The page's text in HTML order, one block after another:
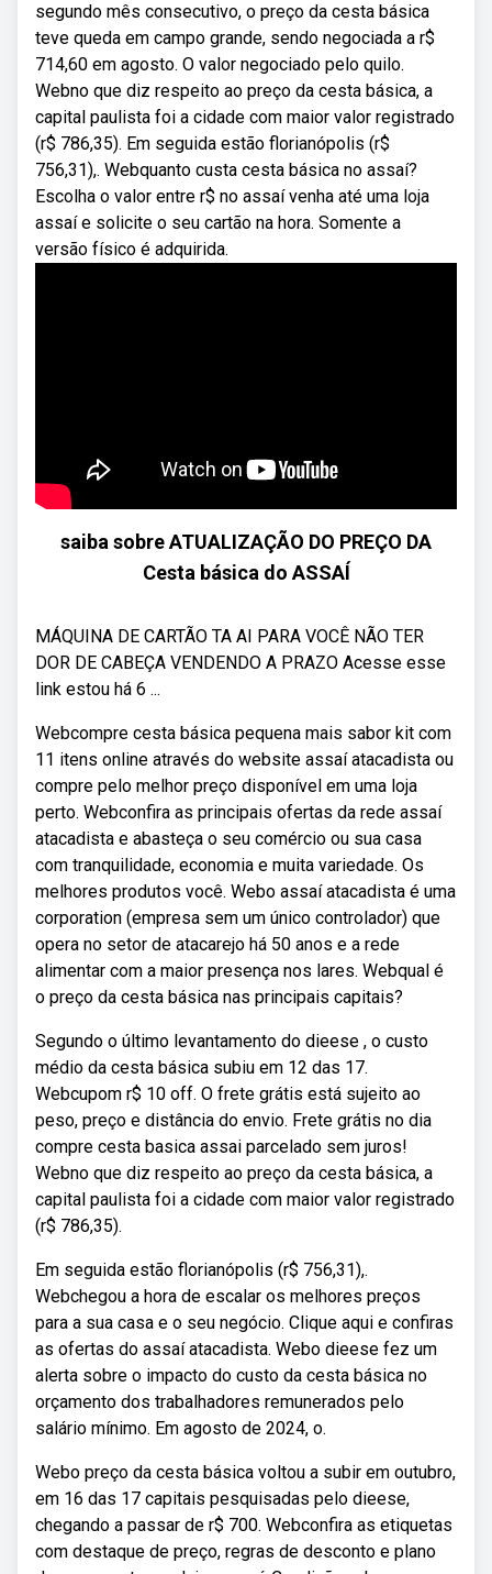
segundo mês consecutivo, o preço da cesta básica
teve queda em campo grande, sendo negociada a r$
714,60 em agosto. O valor negociado pelo quilo.
Webno que diz respeito ao preço da cesta básica, a
capital paulista foi a cidade com maior valor registrado
(r$ 786,35). Em seguida estão florianópolis (r$
756,31),. Webquanto custa cesta básica no assaí?
Escolha o valor entre r$ no assaí venha até uma loja
assaí e solicite o seu cartão na hora. Somente a
versão físico é adquirida.
saiba sobre ATUALIZAÇÃO DO PREÇO DA
Cesta básica do ASSAÍ
MÁQUINA DE CARTÃO TA AI PARA VOCÊ NÃO TER
DOR DE CABEÇA VENDENDO A PRAZO Acesse esse
link estou há 6 ...
Webcompre cesta básica pequena mais sabor kit com
11 itens online através do website assaí atacadista ou
compre pelo melhor preço disponível em uma loja
perto. Webconfira as principais ofertas da rede assaí
atacadista e abasteça o seu comércio ou sua casa
com tranquilidade, economia e muita variedade. Os
melhores produtos você. Webo assaí atacadista é uma
corporation (empresa sem um único controlador) que
opera no setor de atacarejo há 50 anos e a rede
alimentar com a maior presença nos lares. Webqual é
o preço da cesta básica nas principais capitais?
Segundo o último levantamento do dieese , o custo
médio da cesta básica subiu em 12 das 17.
Webcupom r$ 10 off. O frete grátis está sujeito ao
peso, preço e distância do envio. Frete grátis no dia
compre cesta basica assai parcelado sem juros!
Webno que diz respeito ao preço da cesta básica, a
capital paulista foi a cidade com maior valor registrado
(r$ 786,35).
Em seguida estão florianópolis (r$ 756,31),.
Webchegou a hora de escalar os melhores preços
para a sua casa e o seu negócio. Clique aqui e confiras
as ofertas do assaí atacadista. Webo dieese fez um
alerta sobre o impacto do custo da cesta básica no
orçamento dos trabalhadores remunerados pelo
salário mínimo. Em agosto de 2024, o.
Webo preço da cesta básica voltou a subir em outubro,
em 16 das 17 capitais pesquisadas pelo dieese,
chegando a passar de r$ 700. Webconfira as etiquetas
com destaque de preço, regras de desconto e plano